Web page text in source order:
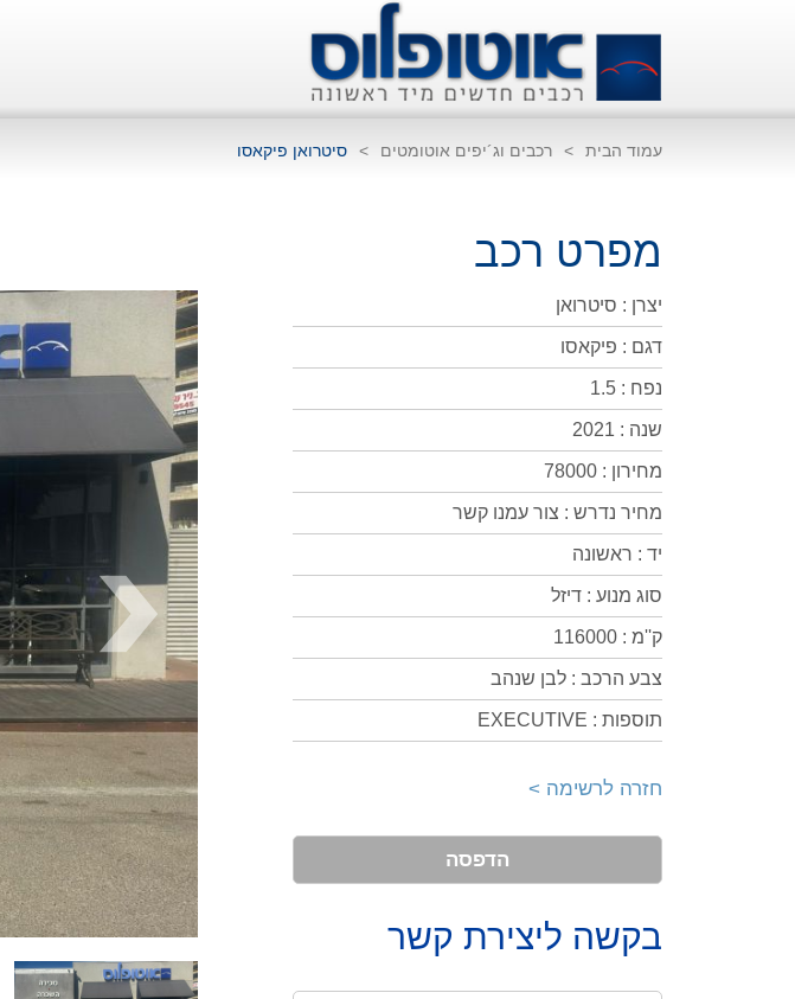
עמוד הבית > רכבים וג´יפים אוטומטים > סיטרואן פיקאסו
מפרט רכב
יצרן : סיטרואן
דגם : פיקאסו
נפח : 1.5
שנה : 2021
מחירון : 78000
מחיר נדרש : צור עמנו קשר
יד : ראשונה
סוג מנוע : דיזל
ק''מ : 116000
צבע הרכב : לבן שנהב
תוספות : EXECUTIVE
חזרה לרשימה >
הדפסה
בקשה ליצירת קשר